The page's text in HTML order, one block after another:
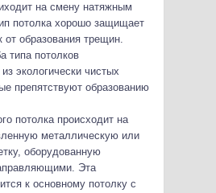
на смену натяжным
потолка хорошо защищает
от образования трещин.
типа потолков
экологически чистых
препятствуют образованию
потолка происходит на
металлическую или
оборудованную
Эта
к основному потолку с